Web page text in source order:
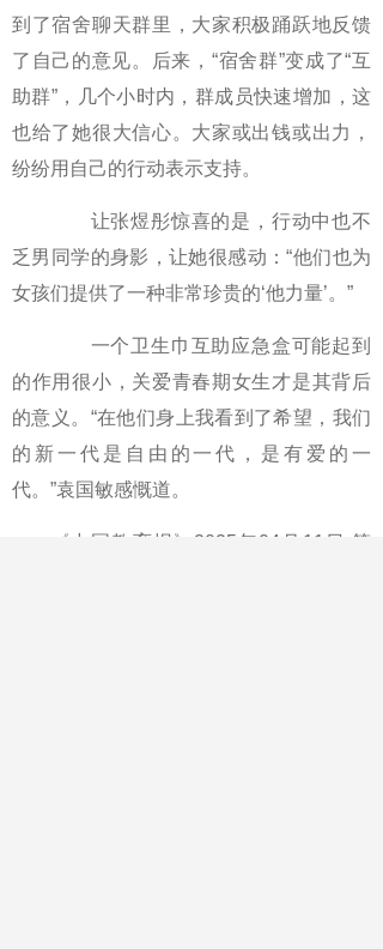
到了宿舍聊天群里，大家积极踊跃地反馈
了自己的意见。后来，“宿舍群”变成了“互
助群”，几个小时内，群成员快速增加，这
也给了她很大信心。大家或出钱或出力，
纷纷用自己的行动表示支持。
让张煜彤惊喜的是，行动中也不
乏男同学的身影，让她很感动：“他们也为
女孩们提供了一种非常珍贵的‘他力量’。”
一个卫生巾互助应急盒可能起到
的作用很小，关爱青春期女生才是其背后
的意义。“在他们身上我看到了希望，我们
的新一代是自由的一代，是有爱的一
代。”袁国敏感慨道。
《中国教育报》2025年04月11日 第